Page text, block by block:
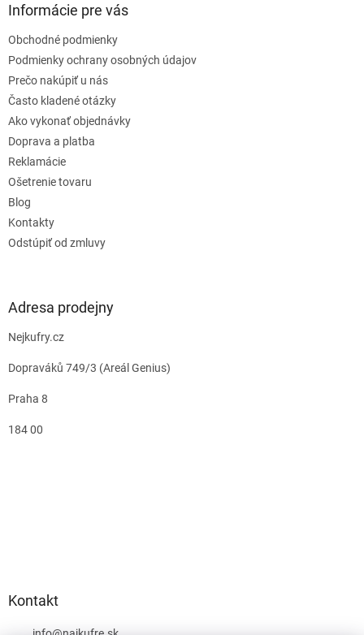
Informácie pre vás
Obchodné podmienky
Podmienky ochrany osobných údajov
Prečo nakúpiť u nás
Často kladené otázky
Ako vykonať objednávky
Doprava a platba
Reklamácie
Ošetrenie tovaru
Blog
Kontakty
Odstúpiť od zmluvy
Adresa prodejny
Nejkufry.cz
Dopraváků 749/3 (Areál Genius)
Praha 8
184 00
Kontakt